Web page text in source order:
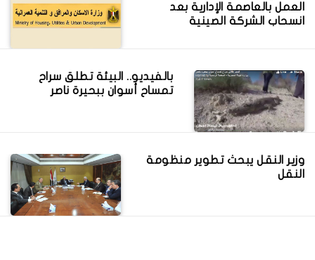
العمل بالعاصمة الإدارية بعد
انسحاب الشركة الصينية
بالفيديو.. البيئة تطلق سراح
تمساح أسوان ببحيرة ناصر
وزير النقل يبحث تطوير منظومة
النقل